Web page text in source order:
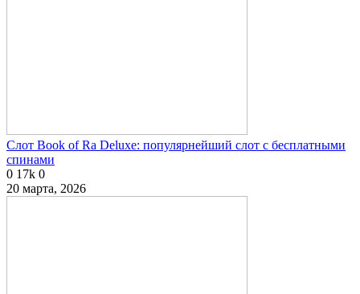
Слот Book of Ra Deluxe: популярнейший слот с бесплатными
спинами
0 17k 0
20 марта, 2026